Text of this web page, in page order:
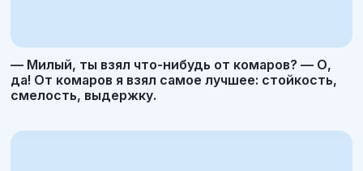
— Милый, ты взял что-нибудь от комаров? — О,
да! От комаров я взял самое лучшее: стойкость,
смелость, выдержку.